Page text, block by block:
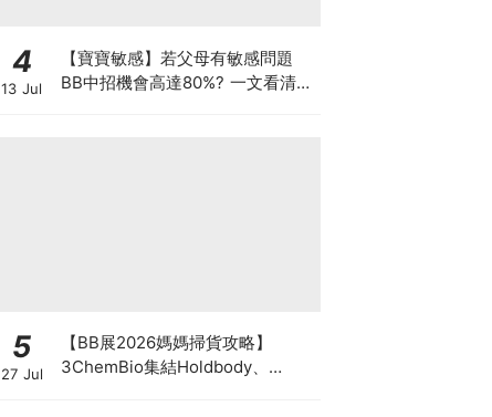
4
13 Jul
【寶寶敏感】若父母有敏感問題
BB中招機會高達80%? 一文看清預
5
27 Jul
【BB展2026媽媽掃貨攻略】
3ChemBio集結Holdbody、